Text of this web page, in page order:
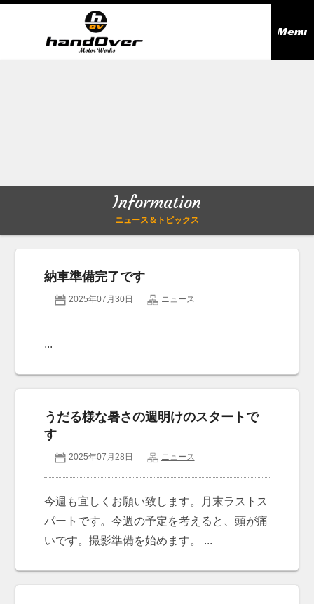
Menu
Company outline
会社概要
アクセス
Information
ニュース＆トピックス
納車準備完了です
2025年07月30日 ニュース
...
うだる様な暑さの週明けのスタートで
す
2025年07月28日 ニュース
今週も宜しくお願い致します。月末ラストス
パートです。今週の予定を考えると、頭が痛
いです。撮影準備を始めます。 ...